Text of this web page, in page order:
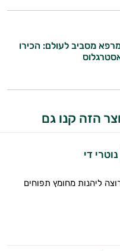
מסביב לעולם: הכירו
הזה קנו גם
די
ליהנות מחומץ תפוחים